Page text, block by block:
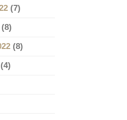
(7)
(8)